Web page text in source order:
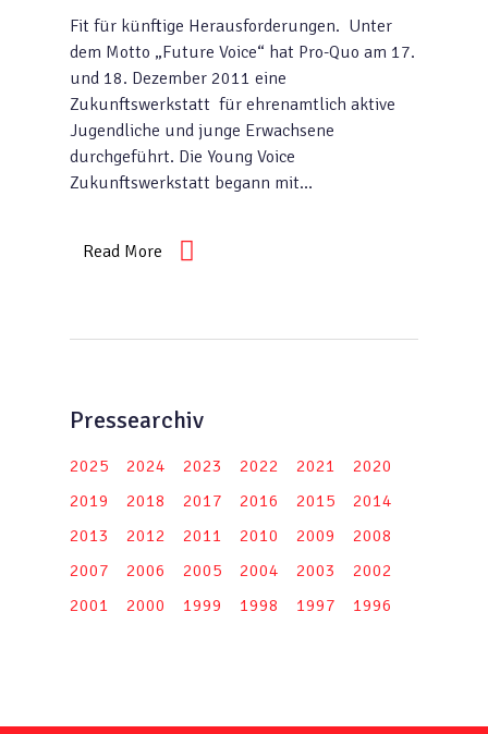
Fit für künftige Herausforderungen. Unter
dem Motto „Future Voice“ hat Pro-Quo am 17.
und 18. Dezember 2011 eine
Zukunftswerkstatt für ehrenamtlich aktive
Jugendliche und junge Erwachsene
durchgeführt. Die Young Voice
Zukunftswerkstatt begann mit…
Read More
Pressearchiv
2025 2024 2023 2022 2021
2020
2019
2018 2017 2016 2015
2014
2013
2012 2011 2010 2009
2008
2007
2006 2005 2004 2003
2002
2001
2000 1999 1998 1997 1996